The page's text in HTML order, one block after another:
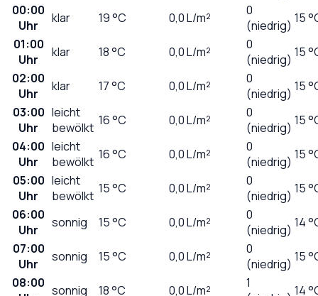
00:00
Uhr
klar 19°C 0,0L/m²
0
(niedrig) 15
01:00
Uhr
klar 18°C 0,0L/m²
0
(niedrig) 15
02:00
Uhr
klar 17°C 0,0L/m²
0
(niedrig) 15
03:00
Uhr
leicht
bewölkt 16°C 0,0L/m²
0
(niedrig) 15
04:00
Uhr
leicht
bewölkt 16°C 0,0L/m²
0
(niedrig) 15
05:00
Uhr
leicht
bewölkt 15°C 0,0L/m²
0
(niedrig) 15
06:00
Uhr
sonnig 15°C 0,0L/m²
0
(niedrig) 14
07:00
Uhr
sonnig 15°C 0,0L/m²
0
(niedrig) 15
08:00 sonnig 18°C 0,0L/m²
1
14